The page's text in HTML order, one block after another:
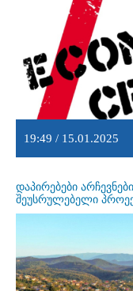
19:49 / 15.01.2025
დაპირებები
შეუსრულებელი